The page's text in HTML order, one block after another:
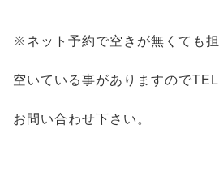
※ネット予約で空きが無くても担
空いている事がありますので
お問い合わせ下さい。